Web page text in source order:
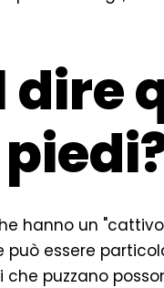
dire
hanno un
può essere
che puzzano